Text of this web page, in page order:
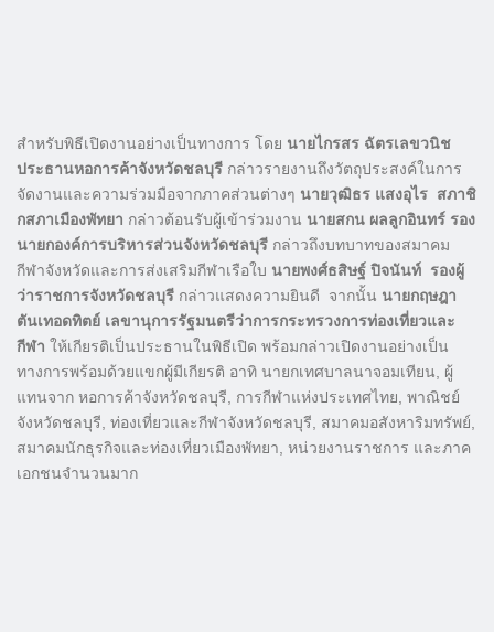
สำหรับพิธีเปิดงานอย่างเป็นทางการ โดย นายไกรสร ฉัตรเลขวนิช
ประธานหอการค้าจังหวัดชลบุรี กล่าวรายงานถึงวัตถุประสงค์ในการ
จัดงานและความร่วมมือจากภาคส่วนต่างๆ นายวุฒิธร แสงอุไร สภาชิ
กสภาเมืองพัทยา กล่าวต้อนรับผู้เข้าร่วมงาน นายสกน ผลลูกอินทร์ รอง
นายกองค์การบริหารส่วนจังหวัดชลบุรี กล่าวถึงบทบาทของสมาคม
กีฬาจังหวัดและการส่งเสริมกีฬาเรือใบ นายพงศ์ธสิษฐ์ ปิจนันท์ รองผู้
ว่าราชการจังหวัดชลบุรี กล่าวแสดงความยินดี จากนั้น นายกฤษฎา
ตันเทอดทิตย์ เลขานุการรัฐมนตรีว่าการกระทรวงการท่องเที่ยวและ
กีฬา ให้เกียรติเป็นประธานในพิธีเปิด พร้อมกล่าวเปิดงานอย่างเป็น
ทางการพร้อมด้วยแขกผู้มีเกียรติ อาทิ นายกเทศบาลนาจอมเทียน, ผู้
แทนจาก หอการค้าจังหวัดชลบุรี, การกีฬาแห่งประเทศไทย, พาณิชย์
จังหวัดชลบุรี, ท่องเที่ยวและกีฬาจังหวัดชลบุรี, สมาคมอสังหาริมทรัพย์,
สมาคมนักธุรกิจและท่องเที่ยวเมืองพัทยา, หน่วยงานราชการ และภาค
เอกชนจำนวนมาก